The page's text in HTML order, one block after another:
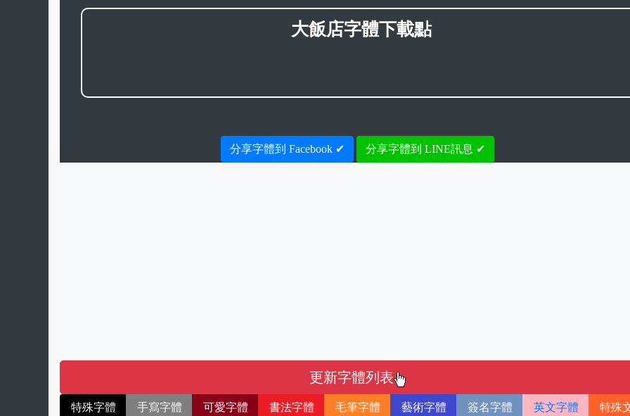
大飯店字體下載點
分享字體到 Facebook ✔ 分享字體到 LINE訊息 ✔
更新字體列表
特殊字體
手寫字體
可愛字體
書法字體
毛筆字體
藝術字體
簽名字體
英文字體
特殊